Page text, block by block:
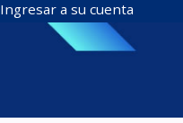
Ingresar a su cuenta